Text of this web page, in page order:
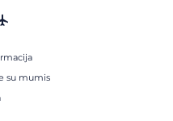
su mumis